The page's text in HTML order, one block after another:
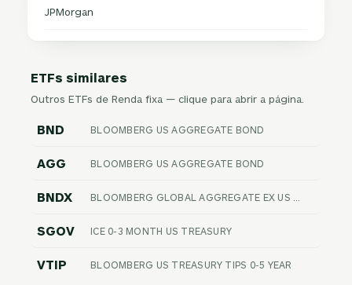
JPMorgan
ETFs similares
Outros ETFs de Renda fixa — clique para abrir a página.
BND BLOOMBERG US AGGREGATE BOND
AGG BLOOMBERG US AGGREGATE BOND
BNDX
SGOV ICE 0-3 MONTH US TREASURY
VTIP BLOOMBERG US TREASURY TIPS 0-5 YEAR